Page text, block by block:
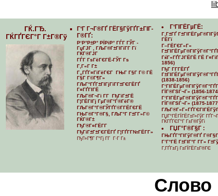
ГЌ.ГЂ.
ГЌГҐГЄГ°Г Г±Г®Гў
Г‘Г Г¬Г®ГҐ ГЁГ§ГўГҐГ±ГІГ­
Г®ГҐ:
Р‘Р°Р±Р° РЇРіР° ГЃГ ГЎГ -
ГџГЈГ , ГЉГ®Г±ГІГїГ­Г Гї
ГЌГ®ГЈГ
ГЃГ ГѕГёГЄГЁ-ГЎГ Гѕ
Г‚Г«Г Г±
Г„ГҐГ¤ГіГёГЄГ ГЊГ Г§Г Г© ГЁ
Г§Г Г©Г¶Г»
ГЉГ°ГҐГ±ГІГјГїГ­Г±ГЄГЁГҐ
Г¤ГҐГІГЁ
ГЉГ®Г¬Гі Г­Г ГђГіГ±ГЁ
Г¦ГЁГІГј ГµГ®Г°Г®ГёГ®
ГЉГ®Г°Г®ГЎГҐГ©Г­ГЁГЄГЁ
ГЊГ®Г°Г®Г§, ГЉГ°Г Г±Г­Г»Г©
ГЌГ®Г±
ГђГ®Г¤ГЁГ­Г
ГђГіГ±Г±ГЄГЁГҐ Г¦ГҐГ­Г№ГЁГ­Г»
ГђГ»Г¶Г Г°Гј Г­Г Г·Г Г±
Г‘ГІГЁГµГЁ:
Г‚Г±ГҐ
ГЁГї
Г–ГЁГЄГ«Г»
ГќГ«ГҐГЈГЁГЁ ГЁ
1856)
ГђГ Г­Г­ГЁГҐ
(1838-1856)
ГЇГ®ГЅГ¬Г» (1856-
ГЇГ®ГЅГ¬Г» (1875-
ГЏГ°ГЁГЇГЁГ±Г»ГўГ
ГЌГҐГЄГ°Г Г±Г®ГўГі
ГЏГ°Г®Г§Г :
ГЊГҐГ°ГІГўГ®ГҐ
Г’Г°ГЁ Г±ГІГ°Г Г­Г»
Г‚ГҐГ±Гј Г±ГЇГЁГ±Г®ГЄ
Cлово